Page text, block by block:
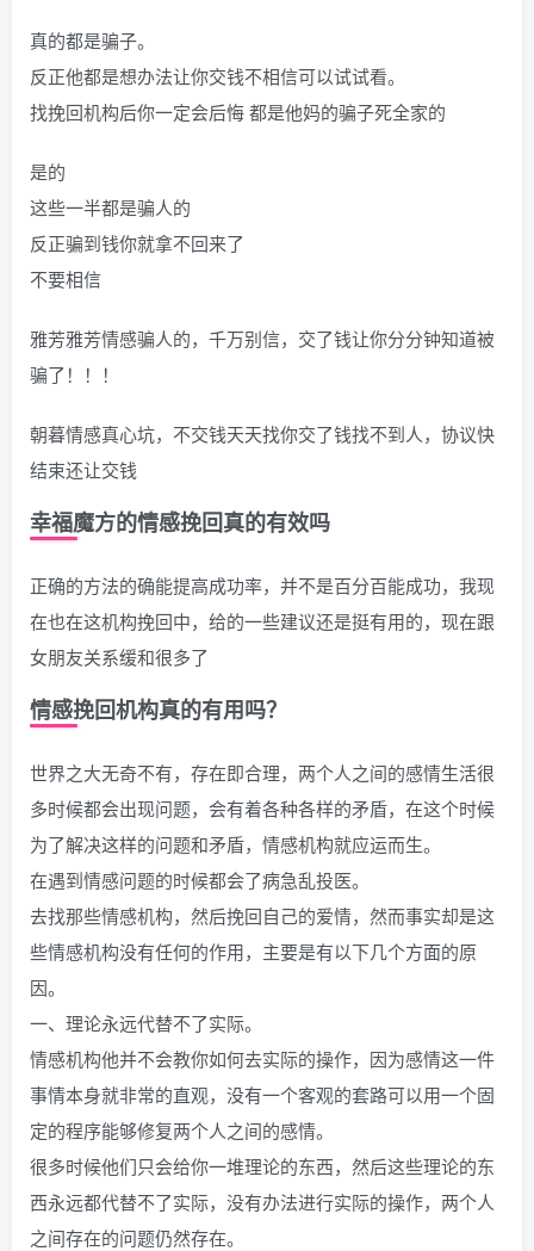
真的都是骗子。
反正他都是想办法让你交钱不相信可以试试看。
找挽回机构后你一定会后悔 都是他妈的骗子死全家的
是的
这些一半都是骗人的
反正骗到钱你就拿不回来了
不要相信
雅芳雅芳情感骗人的，千万别信，交了钱让你分分钟知道被
骗了！！！
朝暮情感真心坑，不交钱天天找你交了钱找不到人，协议快
结束还让交钱
幸福魔方的情感挽回真的有效吗
正确的方法的确能提高成功率，并不是百分百能成功，我现
在也在这机构挽回中，给的一些建议还是挺有用的，现在跟
女朋友关系缓和很多了
情感挽回机构真的有用吗？
世界之大无奇不有，存在即合理，两个人之间的感情生活很
多时候都会出现问题，会有着各种各样的矛盾，在这个时候
为了解决这样的问题和矛盾，情感机构就应运而生。
在遇到情感问题的时候都会了病急乱投医。
去找那些情感机构，然后挽回自己的爱情，然而事实却是这
些情感机构没有任何的作用，主要是有以下几个方面的原
因。
一、理论永远代替不了实际。
情感机构他并不会教你如何去实际的操作，因为感情这一件
事情本身就非常的直观，没有一个客观的套路可以用一个固
定的程序能够修复两个人之间的感情。
很多时候他们只会给你一堆理论的东西，然后这些理论的东
西永远都代替不了实际，没有办法进行实际的操作，两个人
之间存在的问题仍然存在。